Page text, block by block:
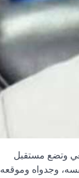
تهدد بنية التعليم الجامعي وتضع مستقبل
وجدواه وموقعه